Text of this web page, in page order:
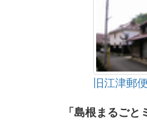
旧江津郵
「島根まるご